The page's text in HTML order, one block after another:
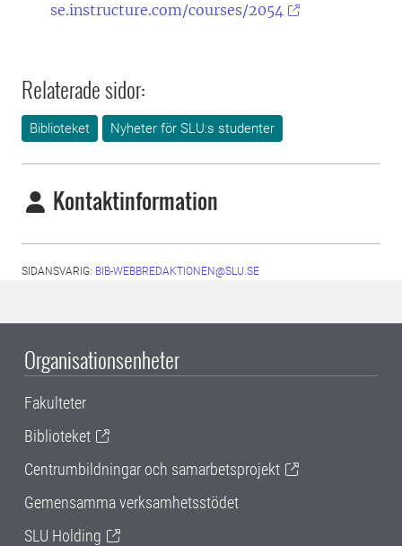
se.instructure.com/courses/2054
Relaterade sidor:
Biblioteket Nyheter för SLU:s studenter
Kontaktinformation
SIDANSVARIG: BIB-WEBBREDAKTIONEN@SLU.SE
Organisationsenheter
Fakulteter
Biblioteket
Centrumbildningar och samarbetsprojekt
Gemensamma verksamhetsstödet
SLU Holding